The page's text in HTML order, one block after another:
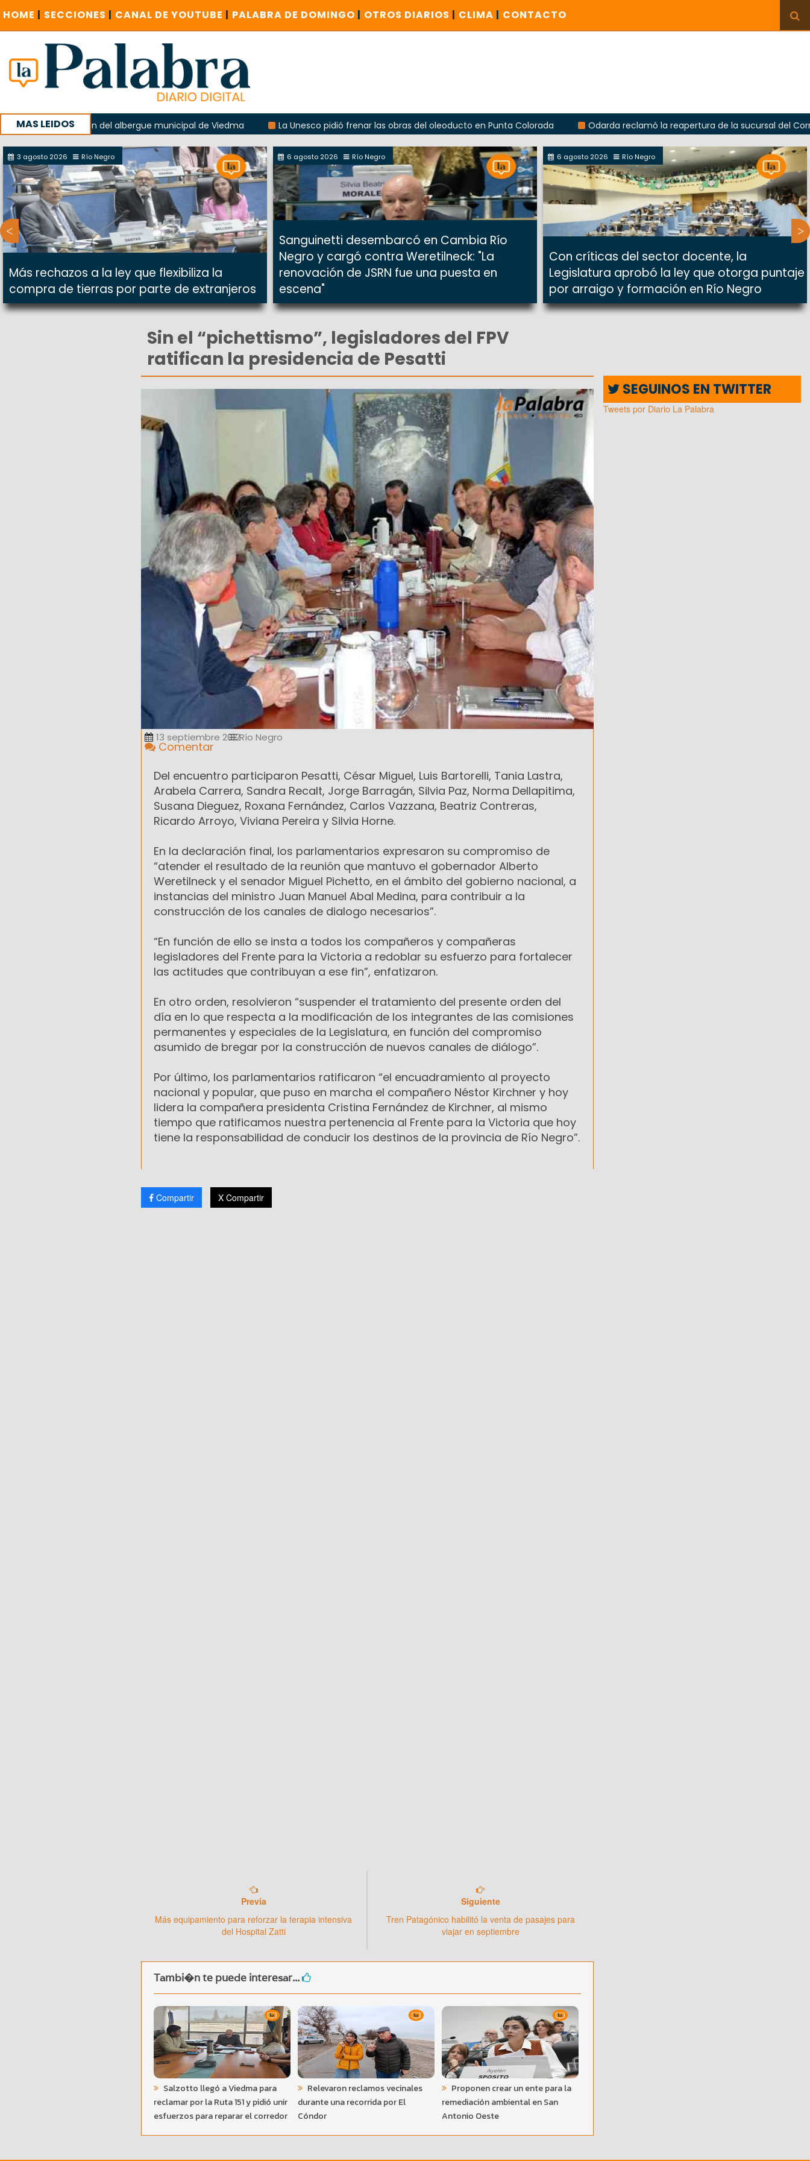
HOME | SECCIONES | CANAL DE YOUTUBE | PALABRA DE DOMINGO | OTROS DIARIOS | CLIMA | CONTACTO
MAS LEIDOS
explosión del albergue municipal de Viedma La Unesco pidió frenar las obras del oleoducto en Punta Colorada
Odarda reclamó la reapertura de la sucursal del Correo
con un encuentro provincial en Roca
3 agosto 2026 Río Negro
Más rechazos a la ley que flexibiliza la
compra de tierras por parte de extranjeros
6 agosto 2026 Río Negro
Sanguinetti desembarcó en Cambia Río
Negro y cargó contra Weretilneck: "La
renovación de JSRN fue una puesta en
escena"
6 agosto 2026 Río Negro
Con críticas del sector docente, la
Legislatura aprobó la ley que otorga puntaje
por arraigo y formación en Río Negro
Sin el “pichettismo”, legisladores del FPV
ratifican la presidencia de Pesatti
13 septiembre 2012Río Negro
Comentar
Del encuentro participaron Pesatti, César Miguel, Luis Bartorelli, Tania Lastra,
Arabela Carrera, Sandra Recalt, Jorge Barragán, Silvia Paz, Norma Dellapitima,
Susana Dieguez, Roxana Fernández, Carlos Vazzana, Beatriz Contreras,
Ricardo Arroyo, Viviana Pereira y Silvia Horne.
En la declaración final, los parlamentarios expresaron su compromiso de
“atender el resultado de la reunión que mantuvo el gobernador Alberto
Weretilneck y el senador Miguel Pichetto, en el ámbito del gobierno nacional, a
instancias del ministro Juan Manuel Abal Medina, para contribuir a la
construcción de los canales de dialogo necesarios”.
“En función de ello se insta a todos los compañeros y compañeras
legisladores del Frente para la Victoria a redoblar su esfuerzo para fortalecer
las actitudes que contribuyan a ese fin”, enfatizaron.
En otro orden, resolvieron “suspender el tratamiento del presente orden del
día en lo que respecta a la modificación de los integrantes de las comisiones
permanentes y especiales de la Legislatura, en función del compromiso
asumido de bregar por la construcción de nuevos canales de diálogo”.
Por último, los parlamentarios ratificaron “el encuadramiento al proyecto
nacional y popular, que puso en marcha el compañero Néstor Kirchner y hoy
lidera la compañera presidenta Cristina Fernández de Kirchner, al mismo
tiempo que ratificamos nuestra pertenencia al Frente para la Victoria que hoy
tiene la responsabilidad de conducir los destinos de la provincia de Río Negro”.
Compartir X Compartir
Previa
Más equipamiento para reforzar la terapia intensiva
del Hospital Zatti
Siguiente
Tren Patagónico habilitó la venta de pasajes para
viajar en septiembre
Tambi�n te puede interesar...
Salzotto llegó a Viedma para
reclamar por la Ruta 151 y pidió unir
esfuerzos para reparar el corredor
Relevaron reclamos vecinales
durante una recorrida por El
Cóndor
Proponen crear un ente para la
remediación ambiental en San
Antonio Oeste
SEGUINOS EN TWITTER
Tweets por Diario La Palabra